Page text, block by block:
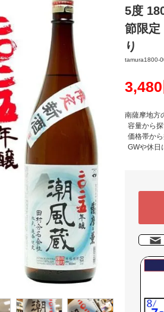
5度
節限定
り
tamura1800-
南薩摩地方
容量から
価格帯か
GWや休日